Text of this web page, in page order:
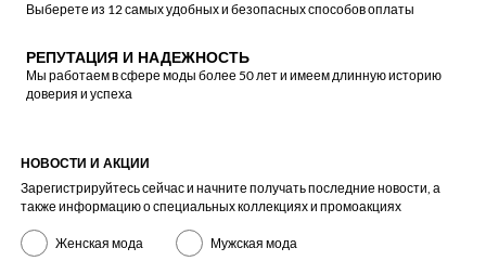
Выберете из 12 самых удобных и безопасных способов оплаты
РЕПУТАЦИЯ И НАДЕЖНОСТЬ
Мы работаем в сфере моды более 50 лет и имеем длинную историю
доверия и успеха
НОВОСТИ И АКЦИИ
Зарегистрируйтесь сейчас и начните получать последние новости, а
также информацию о специальных коллекциях и промоакциях
Женская мода Мужская мода